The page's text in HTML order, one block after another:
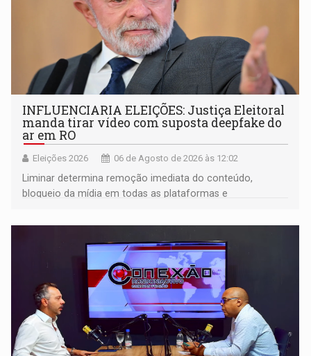
INFLUENCIARIA ELEIÇÕES: Justiça Eleitoral
manda tirar vídeo com suposta deepfake do
ar em RO
Eleições 2026 06 de Agosto de 2026 às 12:02
Liminar determina remoção imediata do conteúdo,
bloqueio da mídia em todas as plataformas e